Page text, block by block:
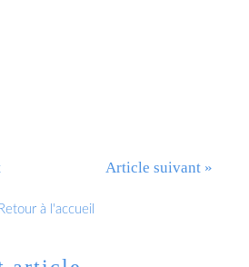
Article suivant »
Retour à l'accueil